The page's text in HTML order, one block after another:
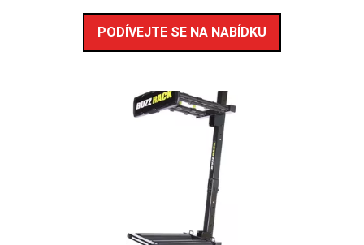
PODÍVEJTE SE NA NABÍDKU